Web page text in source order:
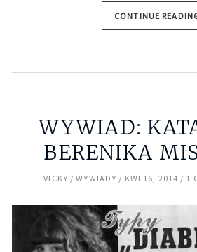
CONTINUE
WYWIAD:
BERENIKA
VICKY WYWIADY KWI 16, 2014 1